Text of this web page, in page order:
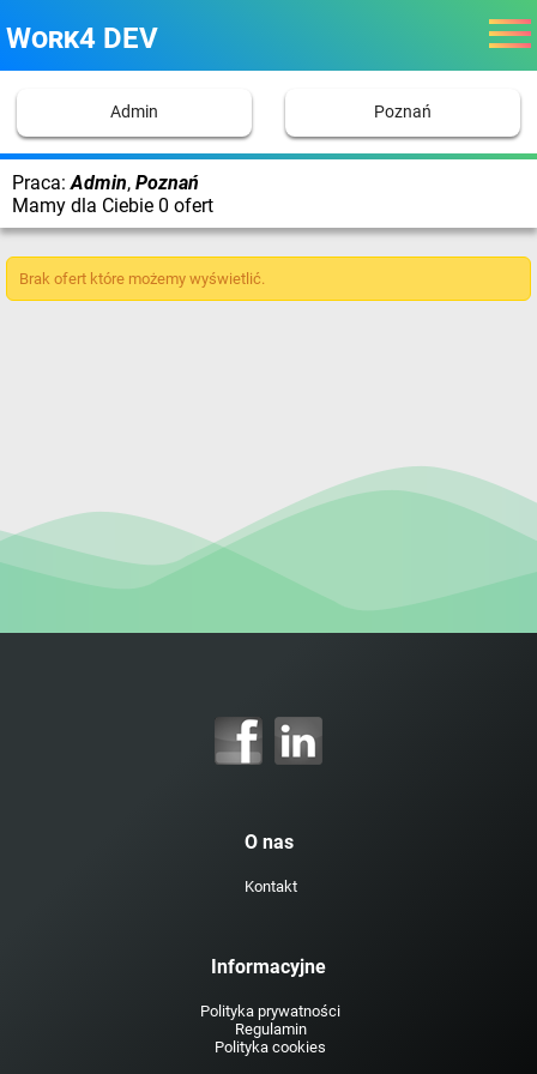
Work4 DEV
Admin Poznań
Praca: Admin, Poznań
Mamy dla Ciebie 0 ofert
Brak ofert które możemy wyświetlić.
O nas
Kontakt
Informacyjne
Polityka prywatności
Regulamin
Polityka cookies